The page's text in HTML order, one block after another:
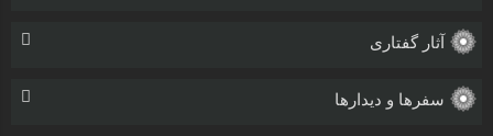
آثار گفتاری
سفرها و دیدارها